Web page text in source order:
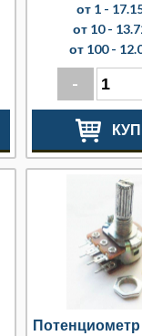
от 1 -
от 10 -
от 100 -
-
Потенциометр